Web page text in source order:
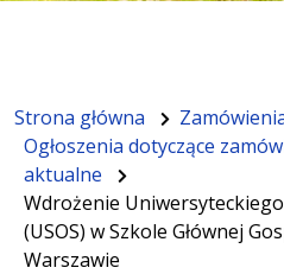
Strona główna
Ogłoszenia dotyczące
aktualne
Wdrożenie
(USOS) w Szkole Głównej
Warszawie